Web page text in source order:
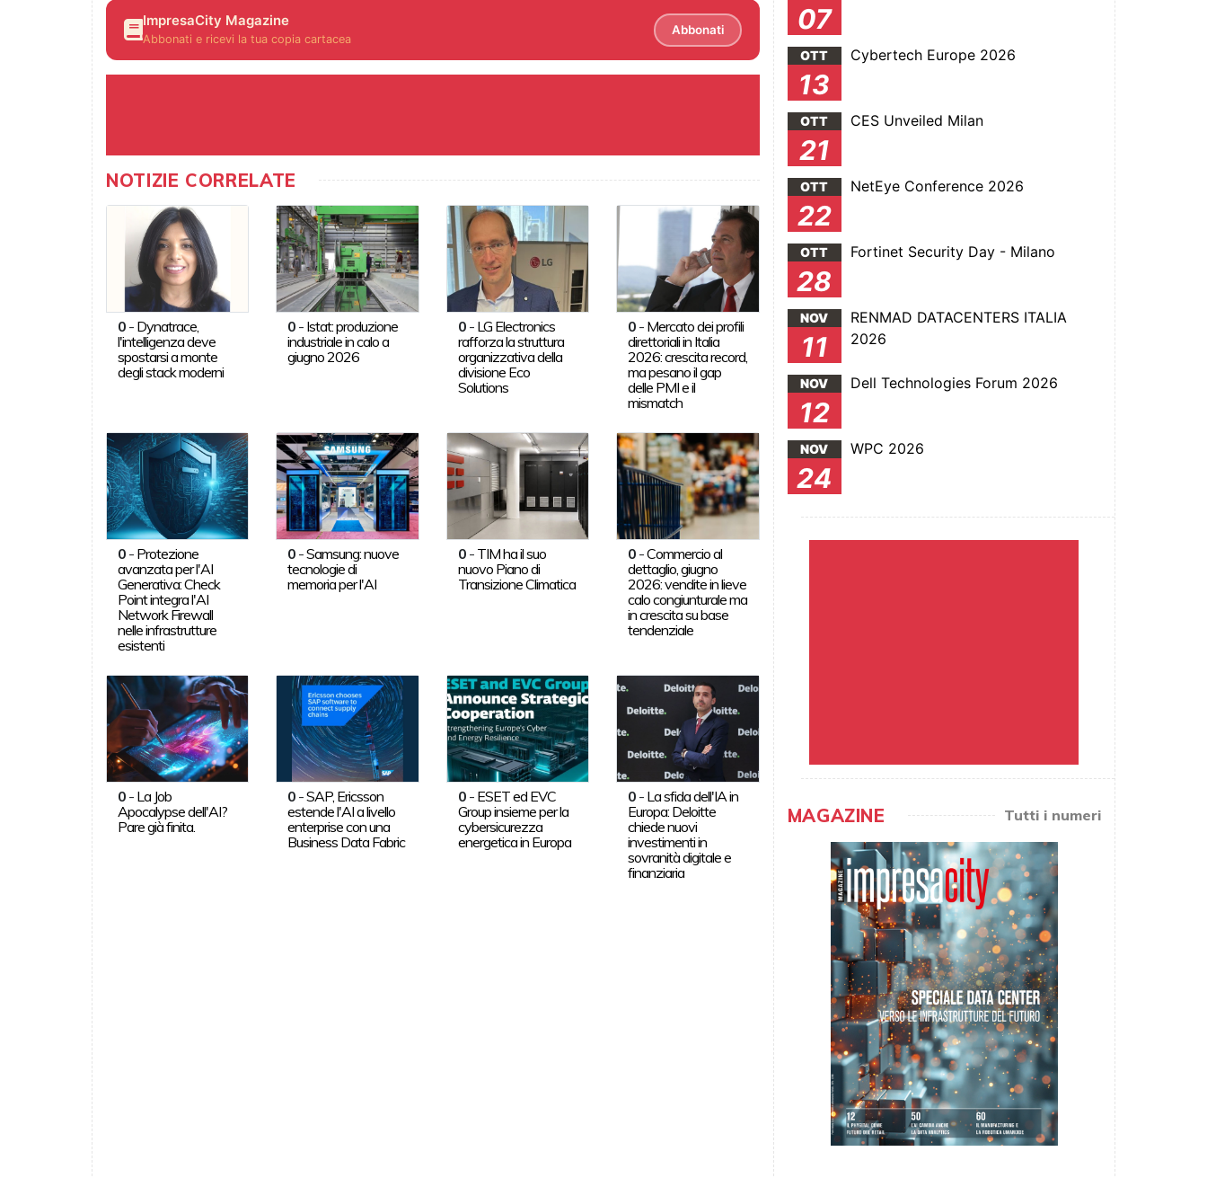
ImpresaCity Magazine
Abbonati e ricevi la tua copia cartacea
Abbonati
NOTIZIE CORRELATE
0- Dynatrace,
l'intelligenza deve
spostarsi a monte
degli stack moderni
0 - Istat: produzione
industriale in calo a
giugno 2026
0- LG Electronics
rafforza la struttura
organizzativa della
divisione Eco
Solutions
0 - Mercato dei profili
direttoriali in Italia
2026: crescita record,
ma pesano il gap
delle PMI e il
mismatch
0- Protezione
avanzata per l'AI
Generativa: Check
Point integra l'AI
Network Firewall
nelle infrastrutture
esistenti
0 -Samsung: nuove
tecnologie di
memoria per l'AI
0- TIM ha il suo
nuovo Piano di
Transizione Climatica
0 -Commercio al
dettaglio, giugno
2026: vendite in lieve
calo congiunturale ma
in crescita su base
tendenziale
0- La Job
Apocalypse dell'AI?
Pare già finita.
0 -SAP, Ericsson
estende l'AI a livello
enterprise con una
Business Data Fabric
0- ESET ed EVC
Group insieme per la
cybersicurezza
energetica in Europa
0 - La sfida dell'IA in
Europa: Deloitte
chiede nuovi
investimenti in
sovranità digitale e
finanziaria
07
OTT
13
Cybertech Europe 2026
OTT
21
CES Unveiled Milan
OTT
22
NetEye Conference 2026
OTT
28
Fortinet Security Day - Milano
NOV
11
RENMAD DATACENTERS ITALIA
2026
NOV
12
Dell Technologies Forum 2026
NOV
24
WPC 2026
MAGAZINE Tutti i numeri